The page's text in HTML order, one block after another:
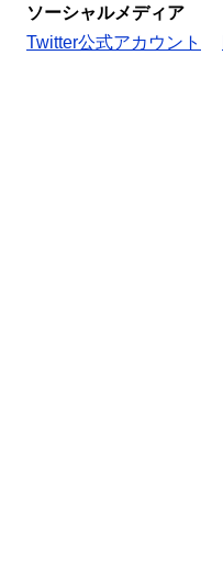
ソーシャルメディア
Twitter公式アカウント